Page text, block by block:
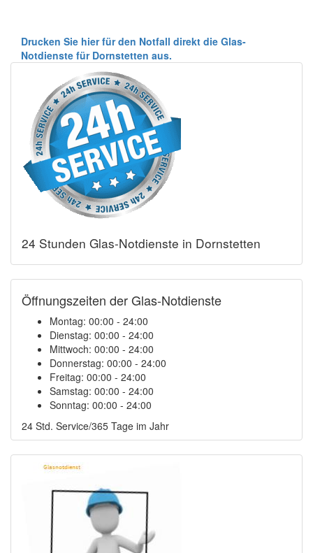
Drucken Sie hier für den Notfall direkt die Glas-
Notdienste für Dornstetten aus.
24 Stunden Glas-Notdienste in Dornstetten
Öffnungszeiten der Glas-Notdienste
Montag: 00:00 - 24:00
Dienstag: 00:00 - 24:00
Mittwoch: 00:00 - 24:00
Donnerstag: 00:00 - 24:00
Freitag: 00:00 - 24:00
Samstag: 00:00 - 24:00
Sonntag: 00:00 - 24:00
24 Std. Service/365 Tage im Jahr